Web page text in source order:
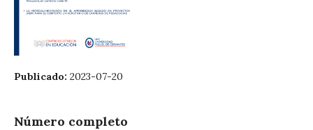
Publicado: 2023-07-20
Número completo